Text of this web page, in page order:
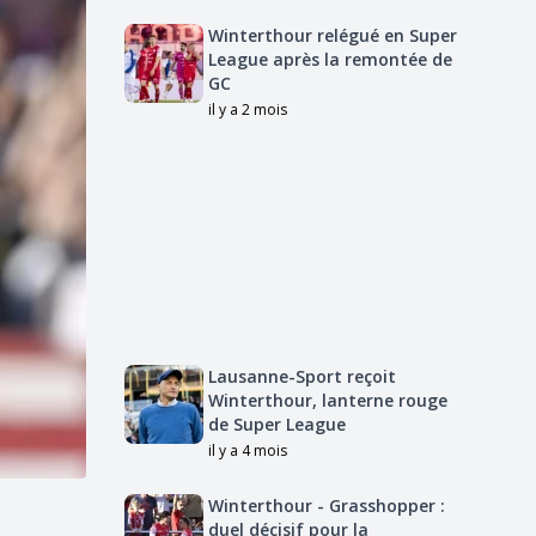
Winterthour relégué en Super
League après la remontée de
GC
il y a 2 mois
Lausanne-Sport reçoit
Winterthour, lanterne rouge
de Super League
il y a 4 mois
Winterthour - Grasshopper :
duel décisif pour la